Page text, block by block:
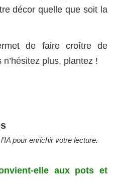
décor quelle que soit la
de faire croître de
plus, plantez !
pour enrichir votre lecture.
aux pots et